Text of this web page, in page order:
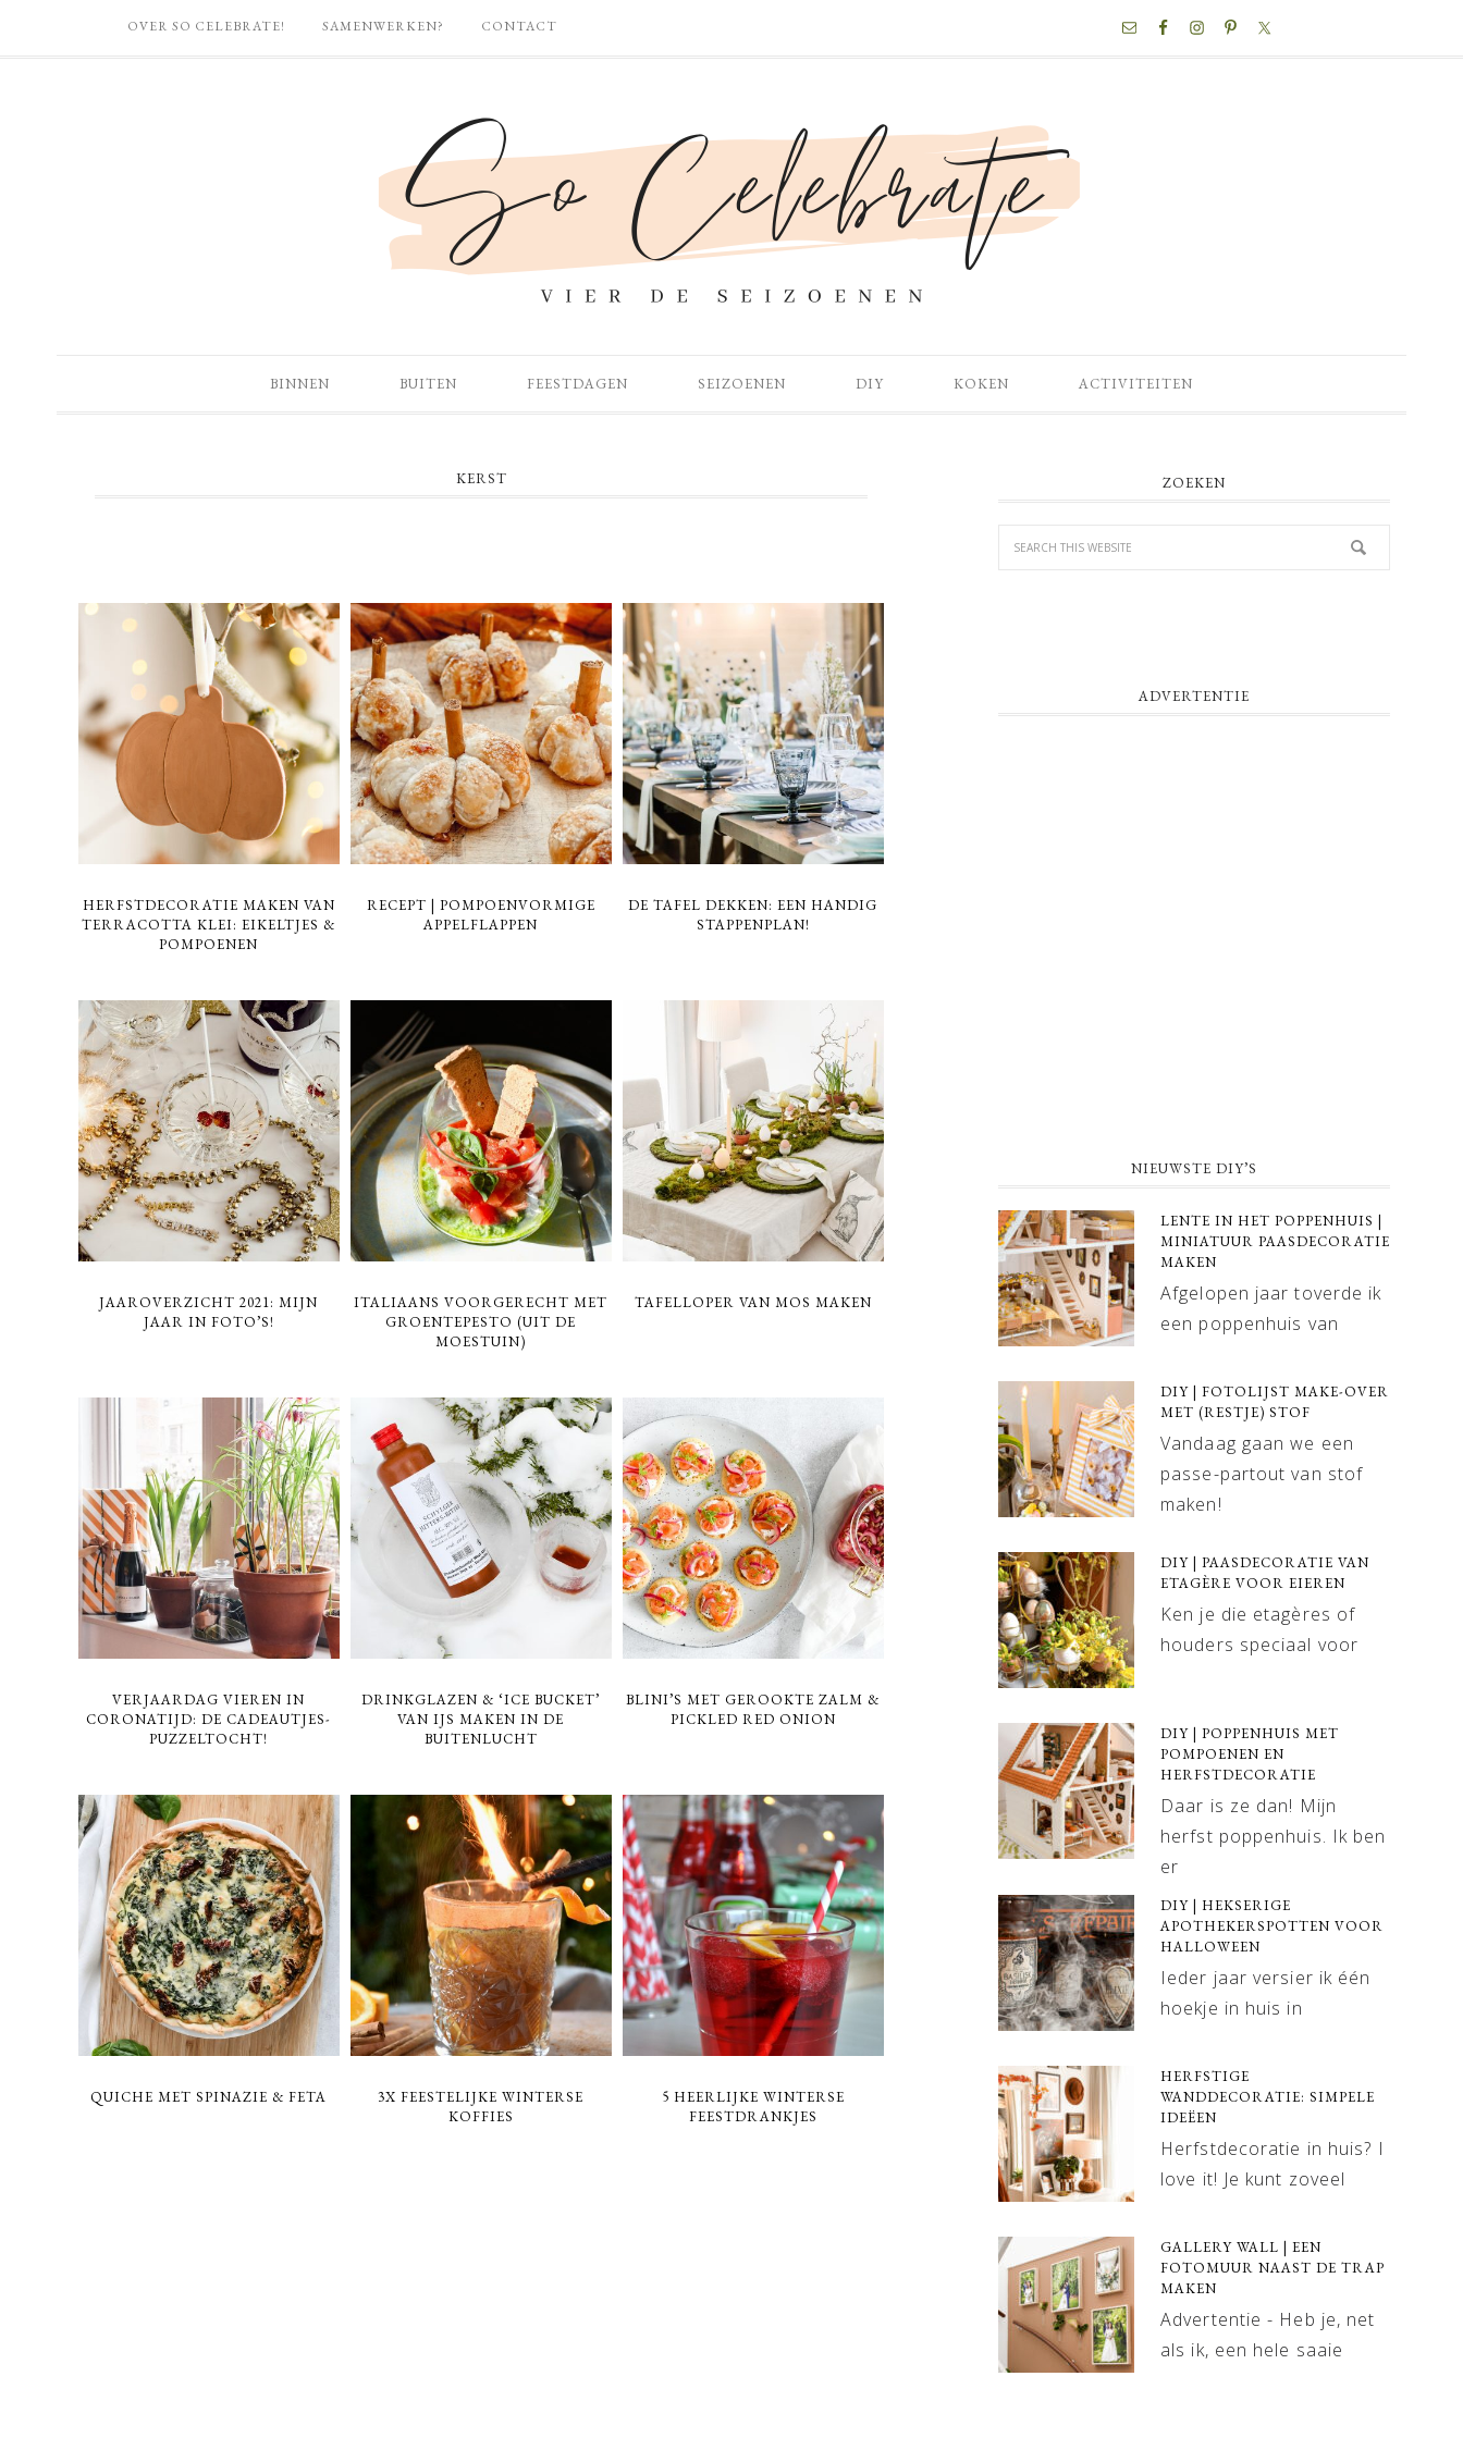
OVER SO CELEBRATE! SAMENWERKEN? CONTACT
BINNEN BUITEN FEESTDAGEN SEIZOENEN DIY KOKEN ACTIVITEITEN
KERST
HERFSTDECORATIE MAKEN VAN
TERRACOTTA KLEI: EIKELTJES &
POMPOENEN
RECEPT | POMPOENVORMIGE
APPELFLAPPEN
DE TAFEL DEKKEN: EEN HANDIG
STAPPENPLAN!
JAAROVERZICHT 2021: MIJN
JAAR IN FOTO’S!
ITALIAANS VOORGERECHT MET
GROENTEPESTO (UIT DE
MOESTUIN)
TAFELLOPER VAN MOS MAKEN
VERJAARDAG VIEREN IN
CORONATIJD: DE CADEAUTJES-
PUZZELTOCHT!
DRINKGLAZEN & ‘ICE BUCKET’
VAN IJS MAKEN IN DE
BUITENLUCHT
BLINI’S MET GEROOKTE ZALM &
PICKLED RED ONION
QUICHE MET SPINAZIE & FETA
3X FEESTELIJKE WINTERSE
KOFFIES
5 HEERLIJKE WINTERSE
FEESTDRANKJES
ZOEKEN
ADVERTENTIE
NIEUWSTE DIY’S
LENTE IN HET POPPENHUIS |
MINIATUUR PAASDECORATIE
MAKEN
Afgelopen jaar toverde ik
een poppenhuis van
DIY | FOTOLIJST MAKE-OVER
MET (RESTJE) STOF
Vandaag gaan we een
passe-partout van stof
maken!
DIY | PAASDECORATIE VAN
ETAGÈRE VOOR EIEREN
Ken je die etagères of
houders speciaal voor
DIY | POPPENHUIS MET
POMPOENEN EN
HERFSTDECORATIE
Daar is ze dan! Mijn
herfst poppenhuis. Ik ben
er
DIY | HEKSERIGE
APOTHEKERSPOTTEN VOOR
HALLOWEEN
Ieder jaar versier ik één
hoekje in huis in
HERFSTIGE
WANDDECORATIE: SIMPELE
IDEËEN
Herfstdecoratie in huis? I
love it! Je kunt zoveel
GALLERY WALL | EEN
FOTOMUUR NAAST DE TRAP
MAKEN
Advertentie - Heb je, net
als ik, een hele saaie